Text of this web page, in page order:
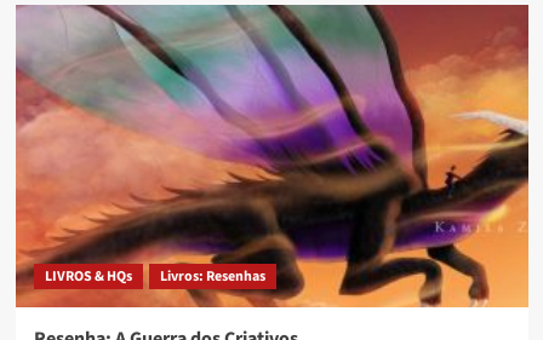
LIVROS & HQs Livros: Resenhas